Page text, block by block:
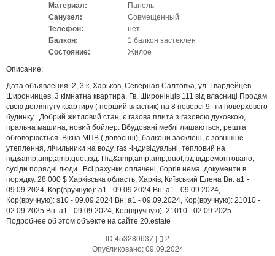
Материал:
Панель
Санузел:
Совмещенный
Телефон:
нет
Балкон:
1 балкон застеклен
Состояние:
Жилое
Описание:
Дата объявления: 2, 3 к, Харьков, Северная Салтовка, ул. Гвардейцев
Широнинцев. 3 кімнатна квартира, Гв. Широнінців 111 від власниці Продам
свою доглянуту квартиру ( перший власник) на 8 поверсі 9- ти поверхового
будинку . Добрий житловий стан, є газова плита з газовою духовкою,
пральна машина, новий бойлер. Вбудовані меблі лишаються, решта
обговорюється. Вікна МПВ ( довоєнні), балкони засклені, є зовнішне
утеплення, лічильники на воду, газ -індивідуальні, тепловий на
під&amp;amp;amp;quot;їзд. Під&amp;amp;amp;quot;їзд відремонтовано,
сусіди порядні люди . Всі рахунки оплачені, боргів нема ,документи в
порядку. 28 000 $ Харківська область, Харків, Київський Елена Вн: a1 -
09.09.2024, Кор(вручную): a1 - 09.09.2024 Вн: a1 - 09.09.2024,
Кор(вручную): s10 - 09.09.2024 Вн: a1 - 09.09.2024, Кор(вручную): 21010 -
02.09.2025 Вн: a1 - 09.09.2024, Кор(вручную): 21010 - 02.09.2025
Подробнее об этом объекте на сайте 20.estate
ID 453280637 |
2
Опубликовано: 09.09.2024